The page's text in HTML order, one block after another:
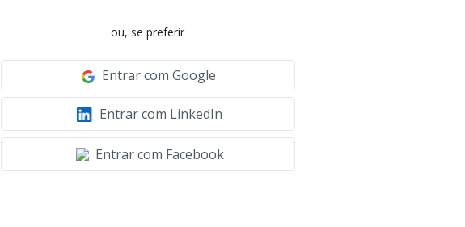
ou, se preferir
Entrar com Google
Entrar com LinkedIn
Entrar com Facebook